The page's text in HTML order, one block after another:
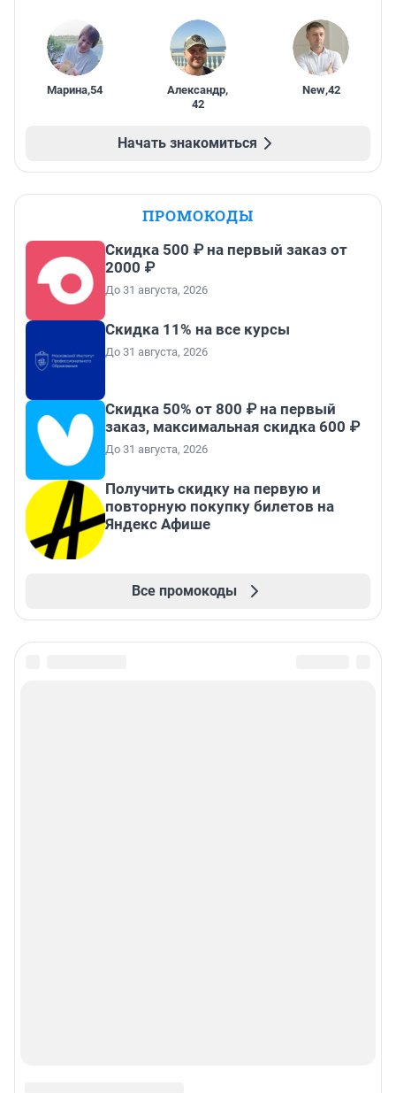
Марина,54 Александр,
42
New,42
Начать знакомиться
ПРОМОКОДЫ
Скидка 500 ₽ на первый заказ от
2000 ₽
До 31 августа, 2026
Скидка 11% на все курсы
До 31 августа, 2026
Скидка 50% от 800 ₽ на первый
заказ, максимальная скидка 600 ₽
До 31 августа, 2026
Получить скидку на первую и
повторную покупку билетов на
Яндекс Афише
Все промокоды